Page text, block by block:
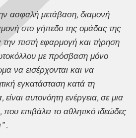
ασφαλή μετάβαση, διαμονή
στο γήπεδο της ομάδας της
πιστή εφαρμογή και τήρηση
με πρόσβαση μόνο
να εισέρχονται και να
εγκατάσταση κατά τη
αυτονόητη ενέργεια, σε μια
που επιβάλει το αθλητικό ιδεώδες
.